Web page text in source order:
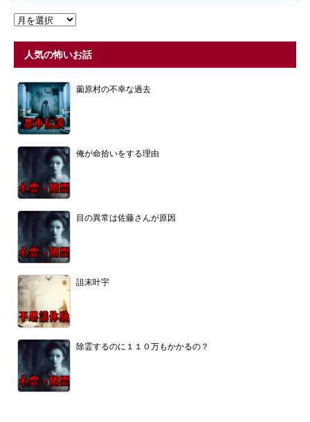
人気の怖いお話
薗原村の不幸な過去
俺が命拾いをする理由
目の異常は佐藤さんが原因
詛末叶宇
除霊するのに１１０万もかかるの？